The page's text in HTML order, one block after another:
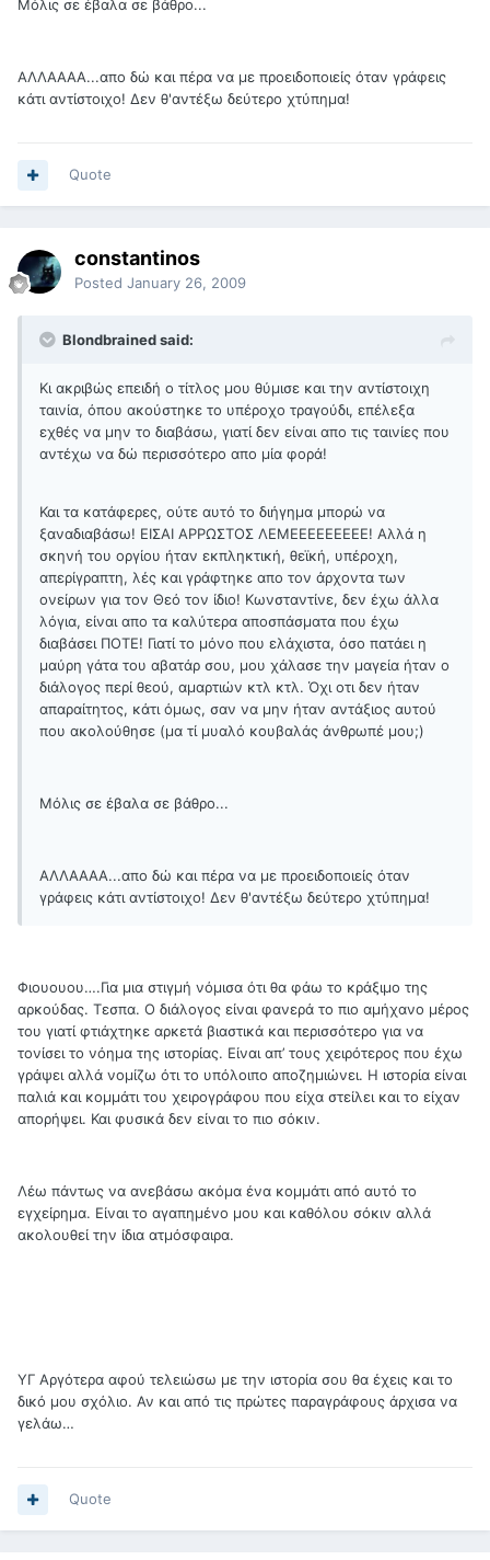
Μόλις σε έβαλα σε βάθρο...
ΑΛΛΑΑΑΑ...απο δώ και πέρα να με προειδοποιείς όταν γράφεις
κάτι αντίστοιχο! Δεν θ'αντέξω δεύτερο χτύπημα!
Quote
constantinos
Posted January 26, 2009
Blondbrained said:
Κι ακριβώς επειδή ο τίτλος μου θύμισε και την αντίστοιχη
ταινία, όπου ακούστηκε το υπέροχο τραγούδι, επέλεξα
εχθές να μην το διαβάσω, γιατί δεν είναι απο τις ταινίες που
αντέχω να δώ περισσότερο απο μία φορά!
Και τα κατάφερες, ούτε αυτό το διήγημα μπορώ να
ξαναδιαβάσω! ΕΙΣΑΙ ΑΡΡΩΣΤΟΣ ΛΕΜΕΕΕΕΕΕΕΕΕ! Αλλά η
σκηνή του οργίου ήταν εκπληκτική, θεϊκή, υπέροχη,
απερίγραπτη, λές και γράφτηκε απο τον άρχοντα των
ονείρων για τον Θεό τον ίδιο! Κωνσταντίνε, δεν έχω άλλα
λόγια, είναι απο τα καλύτερα αποσπάσματα που έχω
διαβάσει ΠΟΤΕ! Γιατί το μόνο που ελάχιστα, όσο πατάει η
μαύρη γάτα του αβατάρ σου, μου χάλασε την μαγεία ήταν ο
διάλογος περί θεού, αμαρτιών κτλ κτλ. Όχι οτι δεν ήταν
απαραίτητος, κάτι όμως, σαν να μην ήταν αντάξιος αυτού
που ακολούθησε (μα τί μυαλό κουβαλάς άνθρωπέ μου;)
Μόλις σε έβαλα σε βάθρο...
ΑΛΛΑΑΑΑ...απο δώ και πέρα να με προειδοποιείς όταν
γράφεις κάτι αντίστοιχο! Δεν θ'αντέξω δεύτερο χτύπημα!
Φιουουου….Για μια στιγμή νόμισα ότι θα φάω το κράξιμο της
αρκούδας. Τεσπα. Ο διάλογος είναι φανερά το πιο αμήχανο μέρος
του γιατί φτιάχτηκε αρκετά βιαστικά και περισσότερο για να
τονίσει το νόημα της ιστορίας. Είναι απ’ τους χειρότερος που έχω
γράψει αλλά νομίζω ότι το υπόλοιπο αποζημιώνει. Η ιστορία είναι
παλιά και κομμάτι του χειρογράφου που είχα στείλει και το είχαν
απορήψει. Και φυσικά δεν είναι το πιο σόκιν.
Λέω πάντως να ανεβάσω ακόμα ένα κομμάτι από αυτό το
εγχείρημα. Είναι το αγαπημένο μου και καθόλου σόκιν αλλά
ακολουθεί την ίδια ατμόσφαιρα.
ΥΓ Αργότερα αφού τελειώσω με την ιστορία σου θα έχεις και το
δικό μου σχόλιο. Αν και από τις πρώτες παραγράφους άρχισα να
γελάω…
Quote